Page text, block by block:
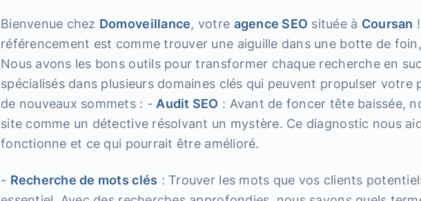
Bienvenue chez Domoveillance, votre agence SEO située à Coursan
référencement est comme trouver une aiguille dans une botte de
Nous avons les bons outils pour transformer chaque recherche en
spécialisés dans plusieurs domaines clés qui peuvent propulser votre
de nouveaux sommets : - Audit SEO : Avant de foncer tête baissée,
site comme un détective résolvant un mystère. Ce diagnostic nous
fonctionne et ce qui pourrait être amélioré.
- Recherche de mots clés : Trouver les mots que vos clients